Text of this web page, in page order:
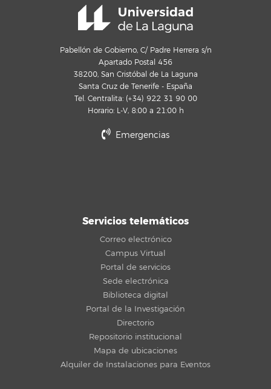
Pabellón de Gobierno, C/ Padre Herrera s/n
Apartado Postal 456
38200, San Cristóbal de La Laguna
Santa Cruz de Tenerife - España
Tel. Centralita: (+34) 922 31 90 00
Horario: L-V, 8:00 a 21:00 h
Emergencias
Servicios telemáticos
Correo electrónico
Campus Virtual
Portal de servicios
Sede electrónica
Biblioteca digital
Portal de la Investigación
Directorio
Repositorio institucional
Mapa de ubicaciones
Alquiler de Instalaciones para Eventos